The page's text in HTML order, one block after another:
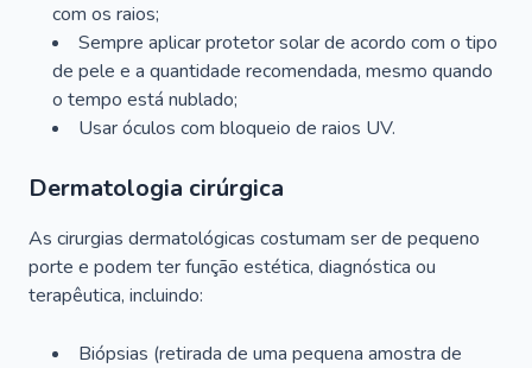
com os raios;
Sempre aplicar protetor solar de acordo com o tipo
de pele e a quantidade recomendada, mesmo quando
o tempo está nublado;
Usar óculos com bloqueio de raios UV.
Dermatologia cirúrgica
As cirurgias dermatológicas costumam ser de pequeno
porte e podem ter função estética, diagnóstica ou
terapêutica, incluindo:
Biópsias (retirada de uma pequena amostra de